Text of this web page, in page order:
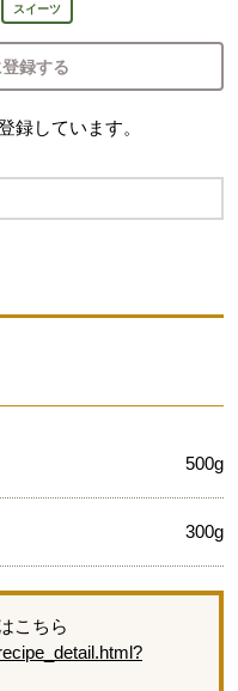
スイーツ
録する
録しています。
500g
300g
こちら